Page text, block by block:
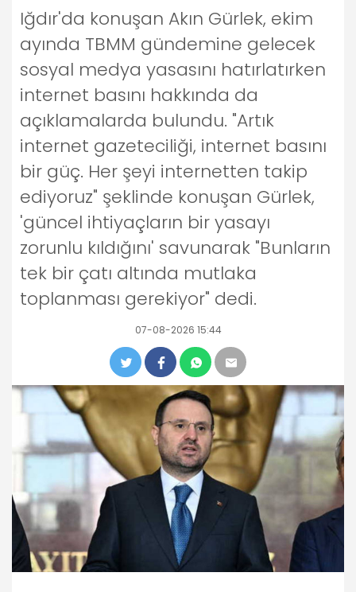
Iğdır'da konuşan Akın Gürlek, ekim
ayında TBMM gündemine gelecek
sosyal medya yasasını hatırlatırken
internet basını hakkında da
açıklamalarda bulundu. "Artık
internet gazeteciliği, internet basını
bir güç. Her şeyi internetten takip
ediyoruz" şeklinde konuşan Gürlek,
'güncel ihtiyaçların bir yasayı
zorunlu kıldığını' savunarak "Bunların
tek bir çatı altında mutlaka
toplanması gerekiyor" dedi.
07-08-2026 15:44